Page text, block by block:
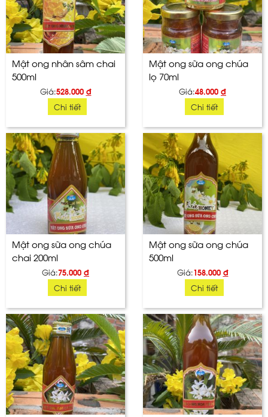
Mật ong nhân sâm chai
500ml
Giá:528.000 đ
Chi tiết
Mật ong sữa ong chúa
lọ 70ml
Giá:48.000 đ
Chi tiết
Mật ong sữa ong chúa
chai 200ml
Giá:75.000 đ
Chi tiết
Mật ong sữa ong chúa
500ml
Giá:158.000 đ
Chi tiết